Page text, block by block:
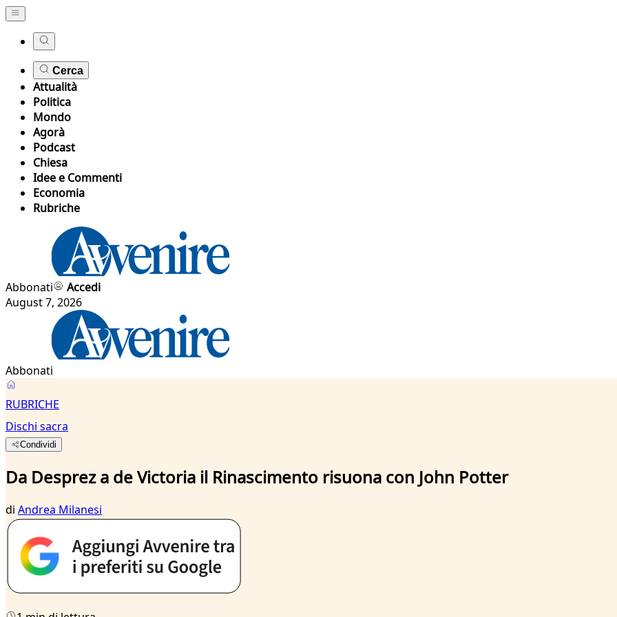
Cerca
Attualità
Politica
Mondo
Agorà
Podcast
Chiesa
Idee e Commenti
Economia
Rubriche
Abbonati
Accedi
August 7, 2026
Abbonati
RUBRICHE
Dischi sacra
Condividi
Da Desprez a de Victoria il Rinascimento risuona con John Potter
di Andrea Milanesi